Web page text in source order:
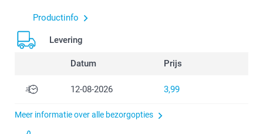
Productinfo
Levering
Datum Prijs
12-08-2026 3,99
Meer informatie over alle bezorgopties